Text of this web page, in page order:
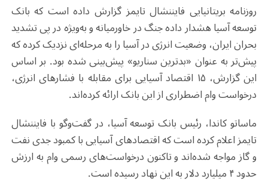
روزنامه بریتانیایی فایننشال تایمز گزارش داده است که بانک
توسعه آسیا هشدار داده جنگ در خاورمیانه و به‌ویژه در پی تشدید
بحران ایران، وضعیت انرژی در آسیا را به مرحله‌ای نزدیک کرده که
پیش‌تر به عنوان «بدترین سناریو» پیش‌بینی شده بود. بر اساس
این گزارش، ۱۵ اقتصاد آسیایی برای مقابله با فشارهای انرژی،
درخواست وام اضطراری از این بانک ارائه کرده‌اند.
ماساتو کاندا، رئیس بانک توسعه آسیا، در گفت‌وگو با فایننشال
تایمز اعلام کرده است که اقتصادهای آسیایی با کمبود جدی نفت
و گاز مواجه شده‌اند و تاکنون درخواست‌های رسمی وام به ارزش
حدود ۴ میلیارد دلار به این نهاد رسیده است.